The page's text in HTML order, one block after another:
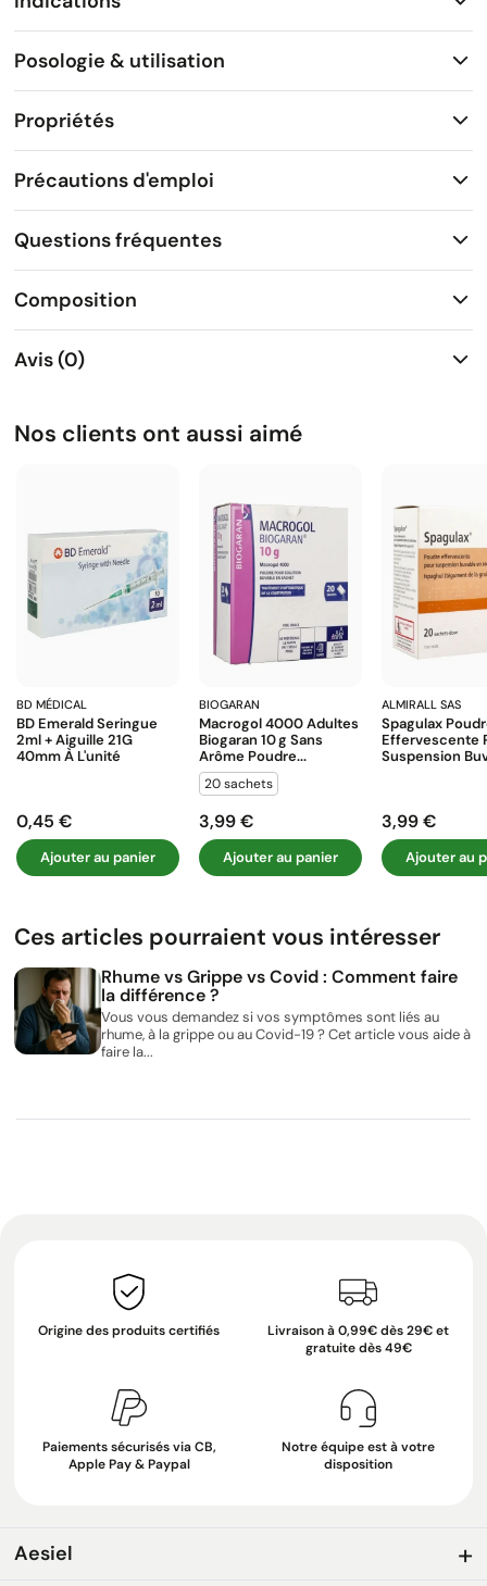
Posologie & utilisation
Propriétés
Précautions d'emploi
Questions fréquentes
Composition
Avis (0)
Nos clients ont aussi aimé
BD MÉDICAL
BD Emerald Seringue
2ml + Aiguille 21G
40mm À L'unité
Prix
0,45 €
Ajouter au panier
BIOGARAN
Macrogol 4000 Adultes
Biogaran 10 G Sans
Arôme Poudre...
20 sachets
Prix
3,99 €
Ajouter au panier
ALMIRALL SAS
Spagulax
Effervescente
Suspension
Prix
3,99 €
Ajouter au
Ces articles pourraient vous intéresser
Rhume vs Grippe vs Covid : Comment faire
la différence ?
Vous vous demandez si vos symptômes sont liés au
rhume, à la grippe ou au Covid-19 ? Cet article vous aide à
faire la...
Origine des produits certifiés
Livraison à 0,99€ dès 29€ et
gratuite dès 49€
Paiements sécurisés via CB,
Apple Pay & Paypal
Notre équipe est à votre
disposition
Aesiel